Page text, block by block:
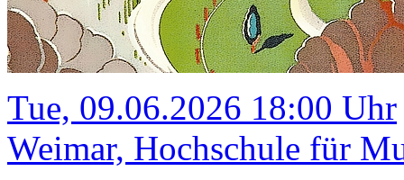
Tue, 09.06.2026 18:00 Uhr
Weimar, Hochschule für